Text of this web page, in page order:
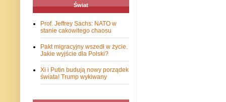
Świat
Prof. Jeffrey Sachs: NATO w
stanie cakowitego chaosu
Pakt migracyjny wszedł w życie.
Jakie wyjście dla Polski?
Xi i Putin budują nowy porządek
świata! Trump wykiwany